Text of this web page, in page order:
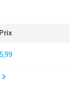
Prix
5,99